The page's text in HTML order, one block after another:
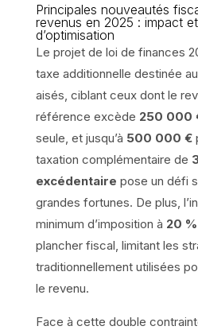
Principales nouveautés
revenus en 2025 : impact
d’optimisation
Le projet de loi de finances
taxe additionnelle destinée
aisés, ciblant ceux dont le
référence excède 250 000
seule, et jusqu’à 500 000 €
taxation complémentaire de
excédentaire pose un défi
grandes fortunes. De plus,
minimum d’imposition à 20 %
plancher fiscal, limitant les
traditionnellement utilisées
le revenu.
Face à cette double